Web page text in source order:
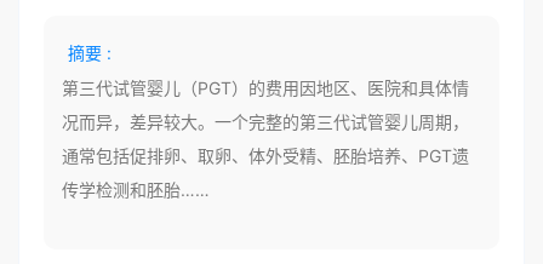
摘要 :
第三代试管婴儿（PGT）的费用因地区、医院和具体情
况而异，差异较大。一个完整的第三代试管婴儿周期，
通常包括促排卵、取卵、体外受精、胚胎培养、PGT遗
传学检测和胚胎……